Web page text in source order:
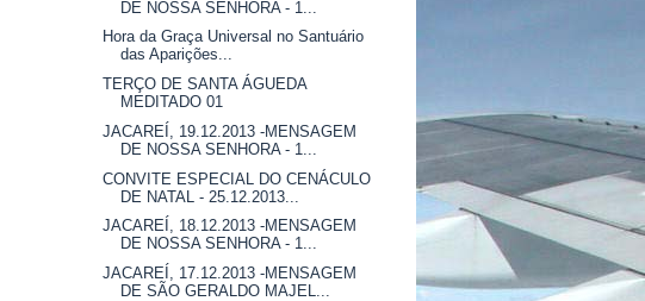
DE NOSSA SENHORA - 1...
Hora da Graça Universal no Santuário
das Aparições...
TERÇO DE SANTA ÁGUEDA
MEDITADO 01
JACAREÍ, 19.12.2013 -MENSAGEM
DE NOSSA SENHORA - 1...
CONVITE ESPECIAL DO CENÁCULO
DE NATAL - 25.12.2013...
JACAREÍ, 18.12.2013 -MENSAGEM
DE NOSSA SENHORA - 1...
JACAREÍ, 17.12.2013 -MENSAGEM
DE SÃO GERALDO MAJEL...